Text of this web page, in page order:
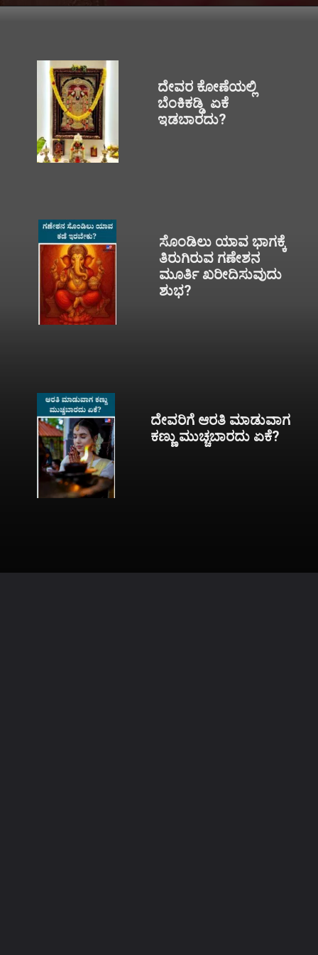
ದೇವರಿಗೆ ಆರತಿ ಮಾಡುವಾಗ
ಕಣ್ಣು ಮುಚ್ಚಬಾರದು ಏಕೆ?
ದೇವರ ಕೋಣೆಯಲ್ಲಿ
ಬೆಂಕಿಕಡ್ಡಿ ಏಕೆ
ಇಡಬಾರದು?
ಸೊಂಡಿಲು ಯಾವ ಭಾಗಕ್ಕೆ
ತಿರುಗಿರುವ ಗಣೇಶನ
ಮೂರ್ತಿ ಖರೀದಿಸುವುದು
ಶುಭ?